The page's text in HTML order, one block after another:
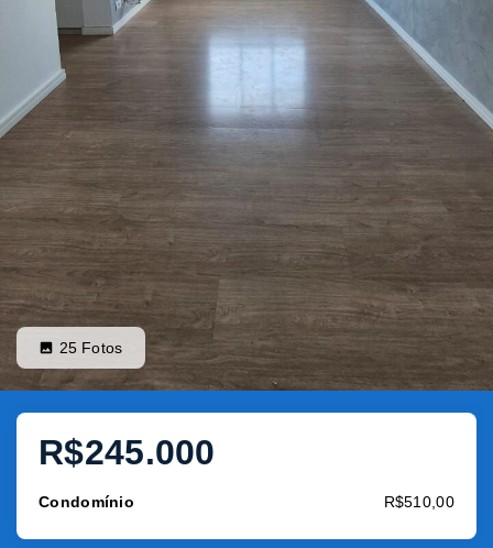
25 Fotos
R$245.000
Condomínio R$510,00